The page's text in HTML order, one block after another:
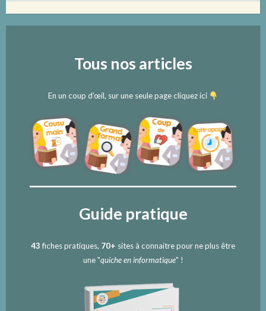
Tous nos articles
En un coup d’œil, sur une seule page cliquez ici
Guide pratique
43fiches pratiques, 70+ sites à connaitre pour ne plus être
une "quiche en informatique" !